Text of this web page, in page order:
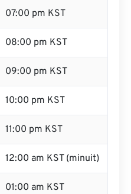
07:00 pm KST
08:00 pm KST
09:00 pm KST
10:00 pm KST
11:00 pm KST
12:00 am KST (minuit)
01:00 am KST